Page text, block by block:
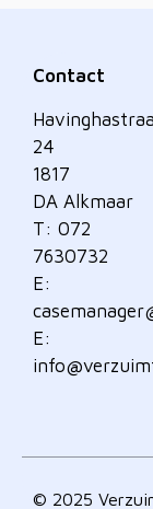
Contact
24
1817
DA Alkmaar
T: 072
7630732
E:
E:
© 2025